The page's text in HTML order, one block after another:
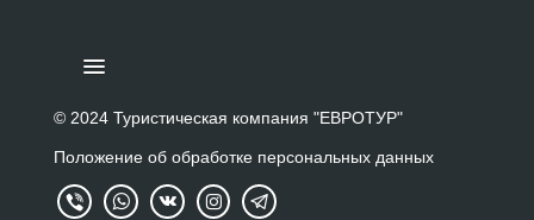
ПОДБОР ТУРА
ТУРЫ ЗА ГРАНИЦУ
ТУРЫ ПО РОССИИ И СНГ
© 2024 Туристическая компания "ЕВРОТУР"
Положение об обработке персональных данных